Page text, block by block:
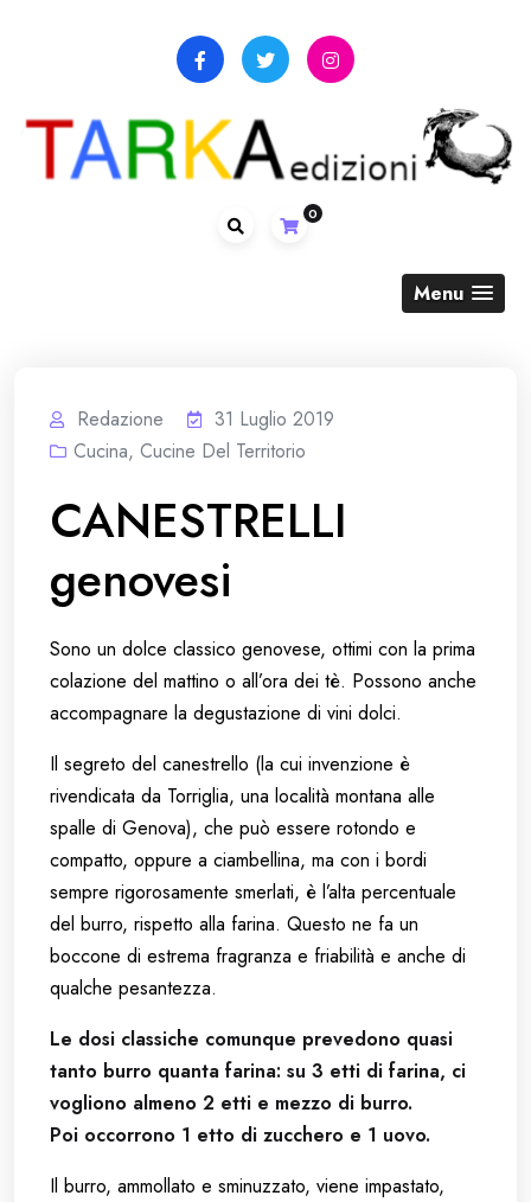
0
Menu
Redazione
31 Luglio 2019
Cucina, Cucine Del Territorio
CANESTRELLI
genovesi
Sono un dolce classico genovese, ottimi con la prima
colazione del mattino o all’ora dei tè. Possono anche
accompagnare la degustazione di vini dolci.
Il segreto del canestrello (la cui invenzione è
rivendicata da Torriglia, una località montana alle
spalle di Genova), che può essere rotondo e
compatto, oppure a ciambellina, ma con i bordi
sempre rigorosamente smerlati, è l’alta percentuale
del burro, rispetto alla farina. Questo ne fa un
boccone di estrema fragranza e friabilità e anche di
qualche pesantezza.
Le dosi classiche comunque prevedono quasi
tanto burro quanta farina: su 3 etti di farina, ci
vogliono almeno 2 etti e mezzo di burro.
Poi occorrono 1 etto di zucchero e 1 uovo.
Il burro, ammollato e sminuzzato, viene impastato,